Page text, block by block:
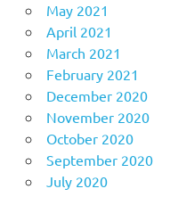
May 2021
April 2021
March 2021
February 2021
December 2020
November 2020
October 2020
September 2020
July 2020